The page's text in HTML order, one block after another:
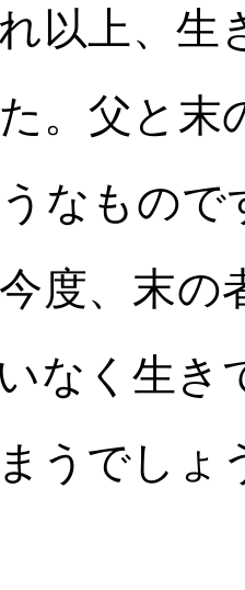
以上、生
。父と末
なもので
度、末の
なく生き
うでしょ